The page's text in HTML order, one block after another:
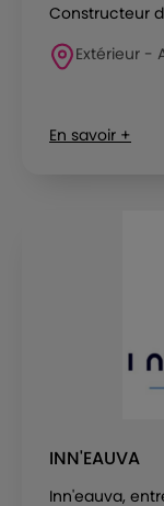
Constructeur
Extérieur -
En savoir +
INN'EAUVA
Inn'eauva,